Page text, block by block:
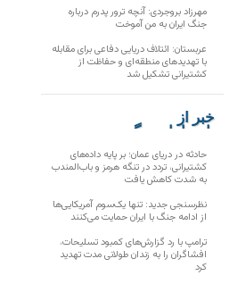
مهرزاد بروجردی: آنچه ترور پدرم درباره
جنگ ایران به من آموخت
عربستان: ائتلاف دریایی دفاعی برای مقابله
با تهدیدهای منطقه‌ای و حفاظت از
کشتیرانی تشکیل شد
خبر از
تارنماهای دیگر
حادثه در دریای عمان؛ بر پایه داده‌های
کشتیرانی، تردد در تنگه هرمز و باب‌المندب
به شدت کاهش یافت
نظرسنجی جدید: تنها یک‌سوم آمریکایی‌ها
از ادامه جنگ با ایران حمایت می‌کنند
ترامپ با رد گزارش‌های کمبود تسلیحات،
افشاگران را به زندان طولانی مدت تهدید
کرد